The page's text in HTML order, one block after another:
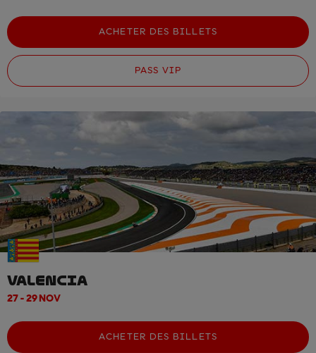
ACHETER DES BILLETS
PASS VIP
VALENCIA
27 - 29 NOV
ACHETER DES BILLETS